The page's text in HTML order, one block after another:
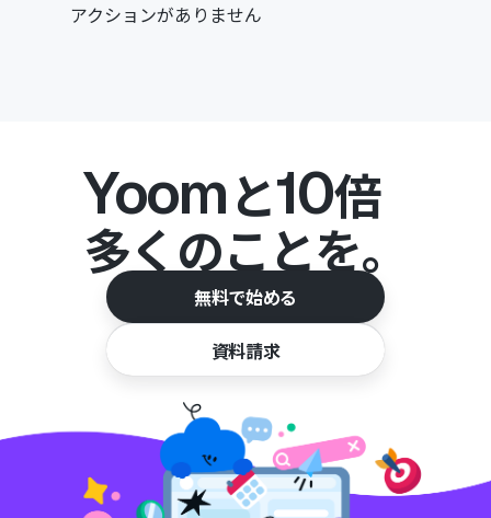
アクションがありません
Yoomと10倍
多くのことを。
無料で始める
資料請求